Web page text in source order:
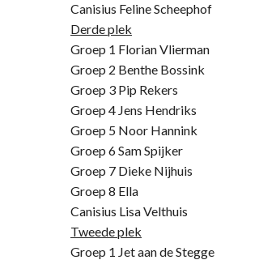
Canisius Feline Scheephof
Derde plek
Groep 1 Florian Vlierman
Groep 2 Benthe Bossink
Groep 3 Pip Rekers
Groep 4 Jens Hendriks
Groep 5 Noor Hannink
Groep 6 Sam Spijker
Groep 7 Dieke Nijhuis
Groep 8 Ella
Canisius Lisa Velthuis
Tweede plek
Groep 1 Jet aan de Stegge